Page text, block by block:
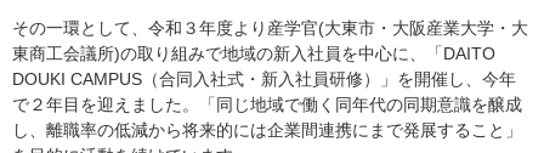
その一環として、令和３年度より産学官(大東市・大阪産業大学・大
東商工会議所)の取り組みで地域の新入社員を中心に、「DAITO
DOUKI CAMPUS（合同入社式・新入社員研修）」を開催し、今年
で２年目を迎えました。「同じ地域で働く同年代の同期意識を醸成
し、離職率の低減から将来的には企業間連携にまで発展すること」